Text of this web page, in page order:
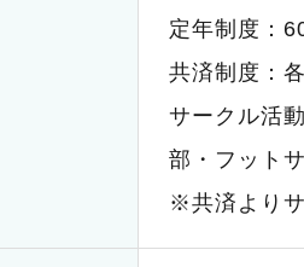
定年制度：
共済制度：
サークル活
部・フット
※共済より